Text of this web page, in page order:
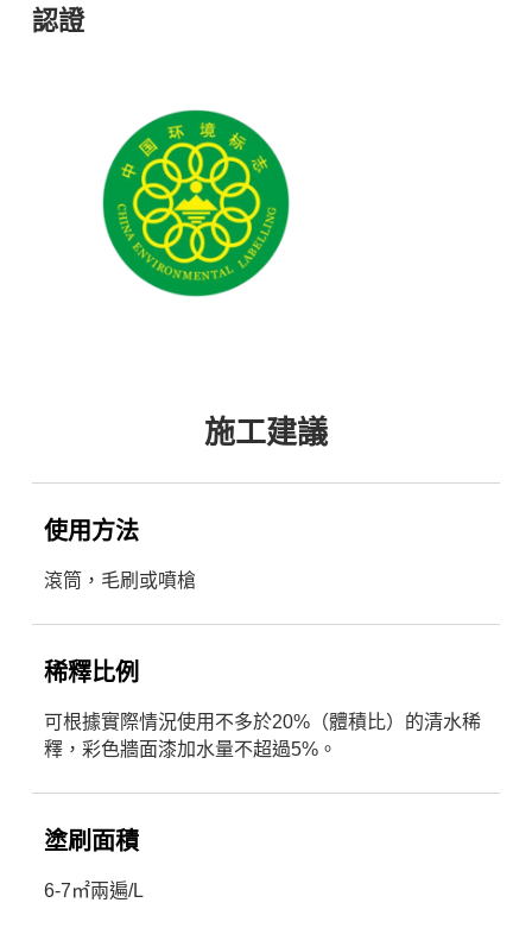
認證
施工建議
使用方法
滾筒，毛刷或噴槍
稀釋比例
可根據實際情況使用不多於20%（體積比）的清水稀
釋，彩色牆面漆加水量不超過5%。
塗刷面積
6-7㎡兩遍/L